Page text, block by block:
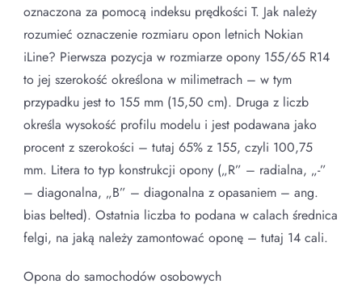
oznaczona za pomocą indeksu prędkości T. Jak należy
rozumieć oznaczenie rozmiaru opon letnich Nokian
iLine? Pierwsza pozycja w rozmiarze opony 155/65 R14
to jej szerokość określona w milimetrach – w tym
przypadku jest to 155 mm (15,50 cm). Druga z liczb
określa wysokość profilu modelu i jest podawana jako
procent z szerokości – tutaj 65% z 155, czyli 100,75
mm. Litera to typ konstrukcji opony („R” – radialna, „-”
– diagonalna, „B” – diagonalna z opasaniem – ang.
bias belted). Ostatnia liczba to podana w calach średnica
felgi, na jaką należy zamontować oponę – tutaj 14 cali.
Opona do samochodów osobowych